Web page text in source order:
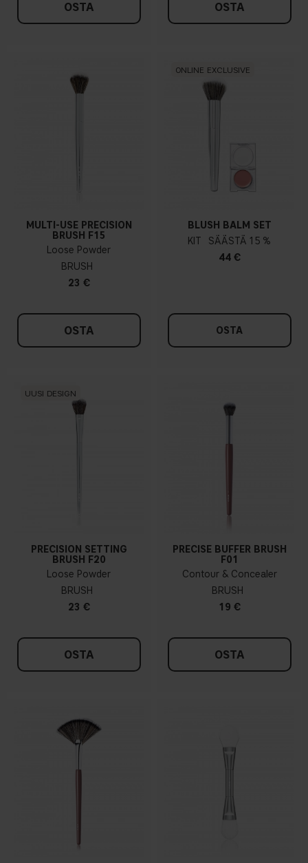
OSTA OSTA
MULTI-USE PRECISION
BRUSH F15
Loose Powder
BRUSH
23 €
OSTA
ONLINE EXCLUSIVE
BLUSH BALM SET
KIT
15 %
44 €
OSTA
UUSI DESIGN
PRECISION SETTING
BRUSH F20
Loose Powder
BRUSH
23 €
OSTA
PRECISE BUFFER BRUSH
F01
Contour & Concealer
BRUSH
19 €
OSTA